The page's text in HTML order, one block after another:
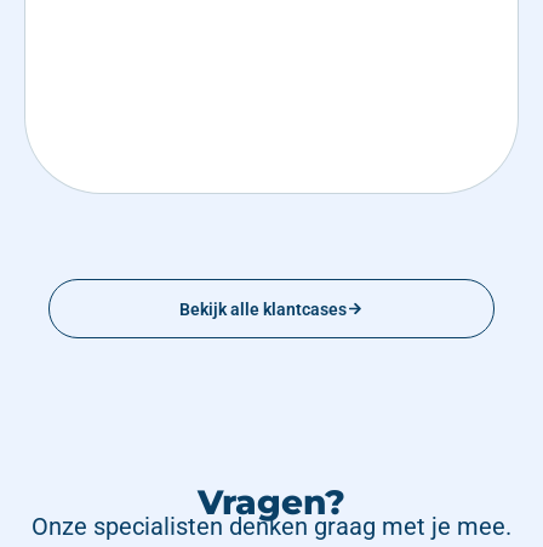
Bekijk alle klantcases
Vragen?
Onze specialisten denken graag met je mee.